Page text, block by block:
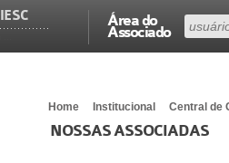
Área do
Associado
Home Institucional Central de
NOSSAS ASSOCIADAS